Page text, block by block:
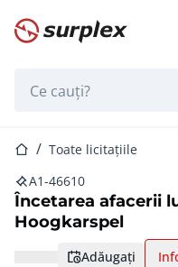
Pagina de start
Pagina de start
Toate licitațiile
A1-46610
Încetarea afacerii
Hoogkarspel
adăugați